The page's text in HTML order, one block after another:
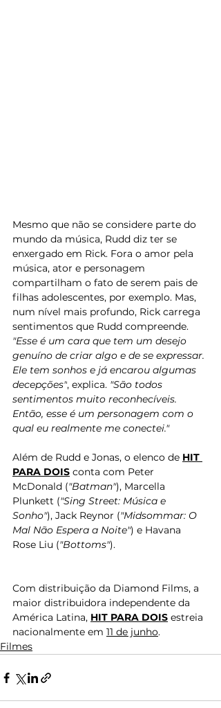
Mesmo que não se considere parte do
mundo da música, Rudd diz ter se
enxergado em Rick. Fora o amor pela
música, ator e personagem
compartilham o fato de serem pais de
filhas adolescentes, por exemplo. Mas,
num nível mais profundo, Rick carrega
sentimentos que Rudd compreende.
"Esse é um cara que tem um desejo
genuíno de criar algo e de se expressar.
Ele tem sonhos e já encarou algumas
decepções", explica. "São todos
sentimentos muito reconhecíveis.
Então, esse é um personagem com o
qual eu realmente me conectei."
Além de Rudd e Jonas, o elenco de HIT
PARA DOIS conta com Peter
McDonald ("Batman"), Marcella
Plunkett ("Sing Street: Música e
Sonho"), Jack Reynor ("Midsommar: O
Mal Não Espera a Noite") e Havana
Rose Liu ("Bottoms").
Com distribuição da Diamond Films, a
maior distribuidora independente da
América Latina, HIT PARA DOIS estreia
nacionalmente em 11 de junho.
Filmes